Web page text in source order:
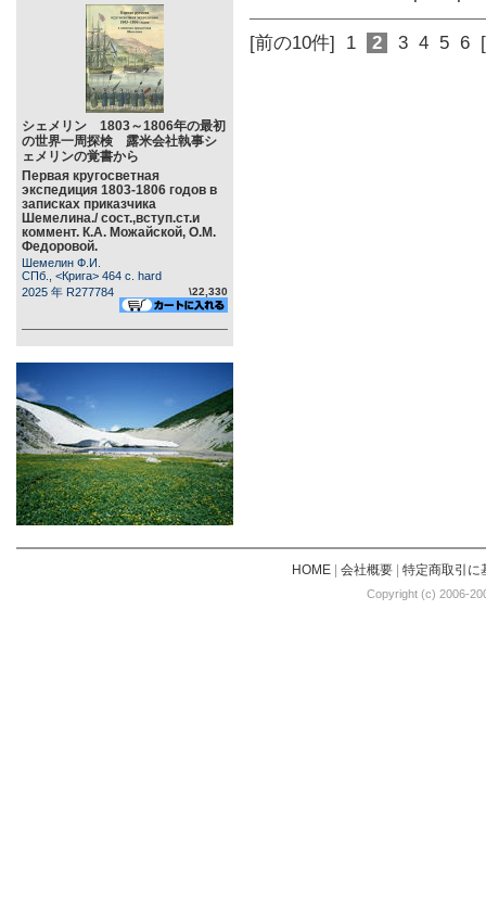
シェメリン 1803～1806年の最初
の世界一周探検 露米会社執事シ
ェメリンの覚書から
Первая кругосветная
экспедиция 1803-1806 годов в
записках приказчика
Шемелина./ сост.,вступ.ст.и
коммент. К.А. Можайской, О.М.
Федоровой.
Шемелин Ф.И.
СПб., <Крига> 464 c. hard
2025 年 R277784
\22,330
[前の10件] 1 2 3 4 5 6
HOME| 会社概要| 特定商取引に
Copyright (c) 2006-